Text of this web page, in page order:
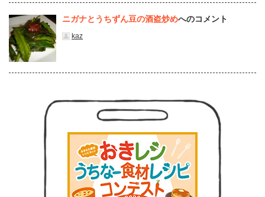
ニガナとうちずん豆の酒盗炒めへのコメント
kaz